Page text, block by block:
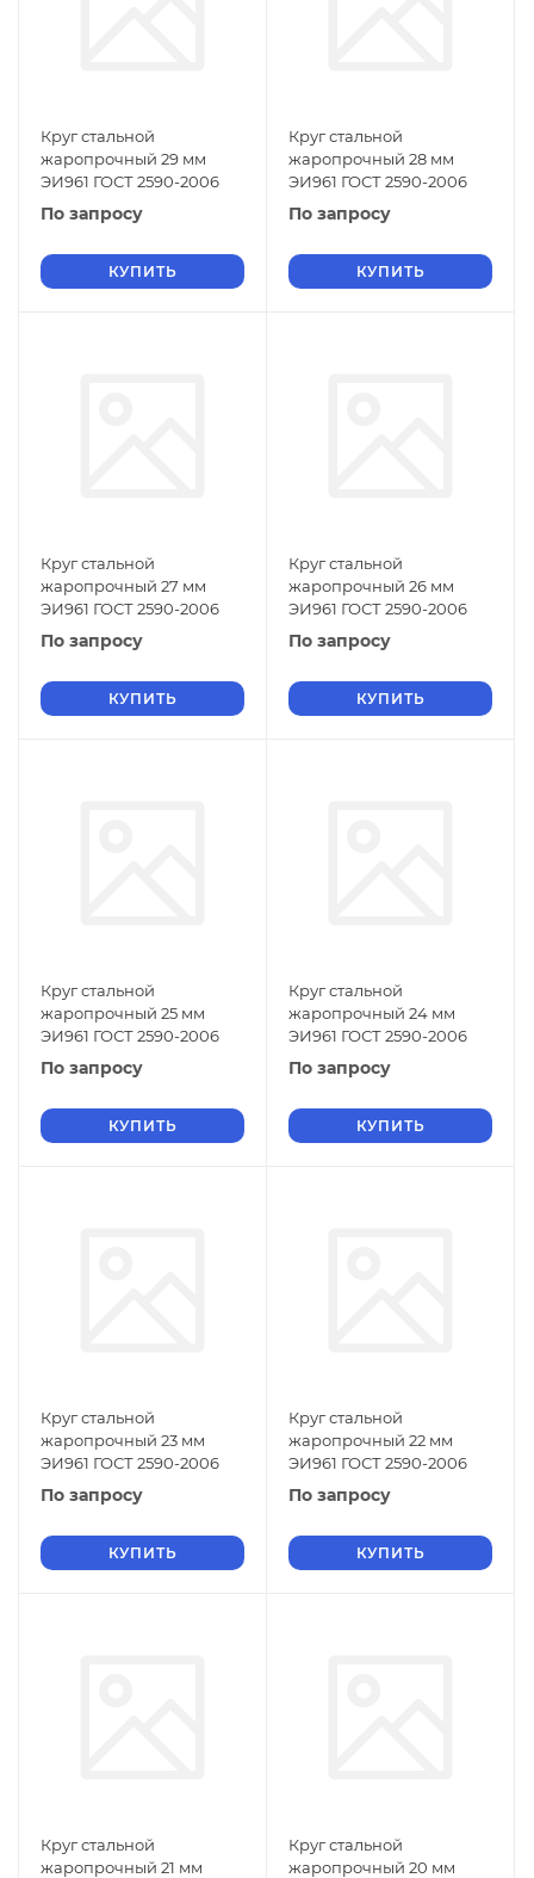
Круг стальной
жаропрочный 29 мм
ЭИ961 ГОСТ 2590-2006
По запросу
КУПИТЬ
Круг стальной
жаропрочный 28 мм
ЭИ961 ГОСТ 2590-2006
По запросу
КУПИТЬ
Круг стальной
жаропрочный 27 мм
ЭИ961 ГОСТ 2590-2006
По запросу
КУПИТЬ
Круг стальной
жаропрочный 26 мм
ЭИ961 ГОСТ 2590-2006
По запросу
КУПИТЬ
Круг стальной
жаропрочный 25 мм
ЭИ961 ГОСТ 2590-2006
По запросу
КУПИТЬ
Круг стальной
жаропрочный 24 мм
ЭИ961 ГОСТ 2590-2006
По запросу
КУПИТЬ
Круг стальной
жаропрочный 23 мм
ЭИ961 ГОСТ 2590-2006
По запросу
КУПИТЬ
Круг стальной
жаропрочный 22 мм
ЭИ961 ГОСТ 2590-2006
По запросу
КУПИТЬ
Круг стальной
жаропрочный 21 мм
Круг стальной
жаропрочный 20 мм